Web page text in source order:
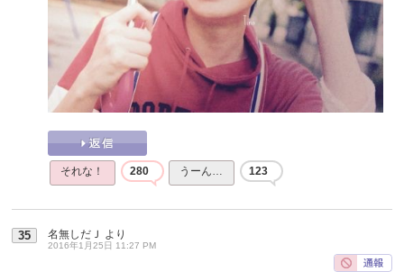
それな！ 280 うーん… 123
35 名無しだＪ より
2016年1月25日 11:27 PM